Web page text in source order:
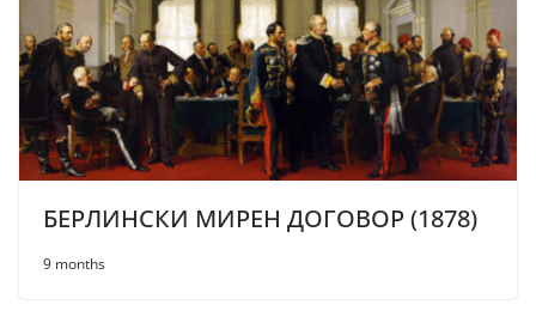
БЕРЛИНСКИ МИРЕН ДОГОВОР (1878)
9 months